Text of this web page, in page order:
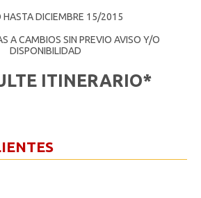
HASTA DICIEMBRE 15/2015
A CAMBIOS SIN PREVIO AVISO Y/O
DISPONIBILIDAD
ITINERARIO*